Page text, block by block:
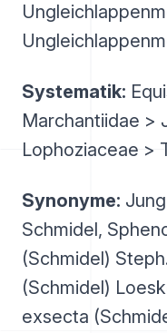
Systematik:
Marchantiidae >
Lophoziaceae >
Synonyme:
Schmidel,
(Schmidel)
(Schmidel)
exsecta